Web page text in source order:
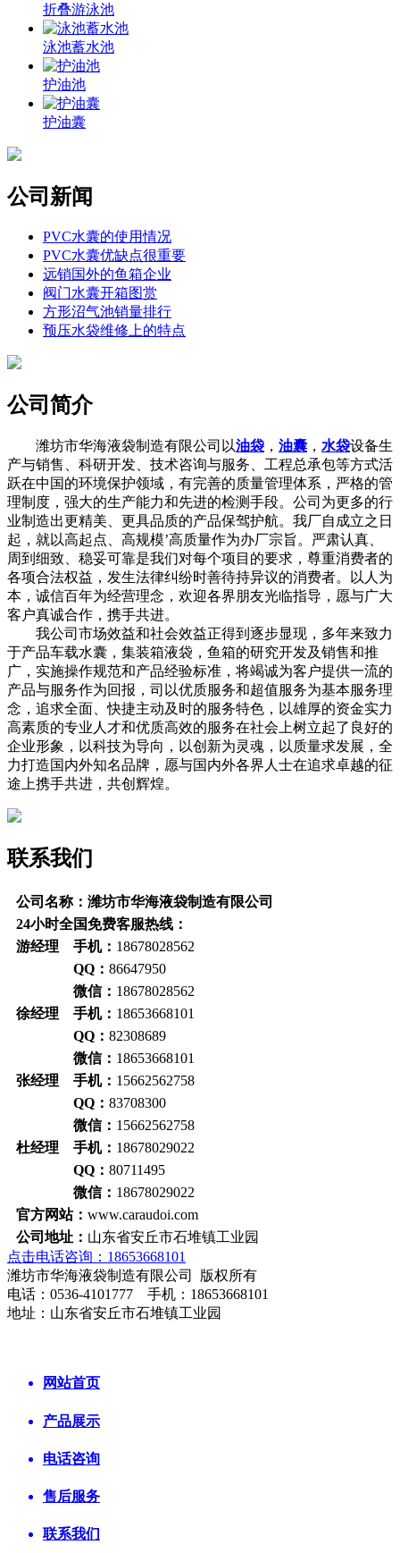
折叠游泳池
泳池蓄水池
护油池
护油囊
公司新闻
PVC水囊的使用情况
PVC水囊优缺点很重要
远销国外的鱼箱企业
阀门水囊开箱图赏
方形沼气池销量排行
预压水袋维修上的特点
公司简介
潍坊市华海液袋制造有限公司以油袋 ， 油囊 ， 水袋设备生
产与销售、科研开发、技术咨询与服务、工程总承包等方式活
跃在中国的环境保护领域，有完善的质量管理体系，严格的管
理制度，强大的生产能力和先进的检测手段。公司为更多的行
业制造出更精美、更具品质的产品保驾护航。我厂自成立之日
起，就以高起点、高规模’高质量作为办厂宗旨。严肃认真、
周到细致、稳妥可靠是我们对每个项目的要求，尊重消费者的
各项合法权益，发生法律纠纷时善待持异议的消费者。以人为
本，诚信百年为经营理念，欢迎各界朋友光临指导，愿与广大
客户真诚合作，携手共进。
我公司市场效益和社会效益正得到逐步显现，多年来致力
于产品车载水囊，集装箱液袋，鱼箱的研究开发及销售和推
广，实施操作规范和产品经验标准，将竭诚为客户提供一流的
产品与服务作为回报，司以优质服务和超值服务为基本服务理
念，追求全面、快捷主动及时的服务特色，以雄厚的资金实力
高素质的专业人才和优质高效的服务在社会上树立起了良好的
企业形象，以科技为导向，以创新为灵魂，以质量求发展，全
力打造国内外知名品牌，愿与国内外各界人士在追求卓越的征
途上携手共进，共创辉煌。
联系我们
公司名称：潍坊市华海液袋制造有限公司
24小时全国免费客服热线：
游经理 手机： 18678028562
QQ： 86647950
微信： 18678028562
徐经理 手机： 18653668101
QQ： 82308689
微信： 18653668101
张经理 手机： 15662562758
QQ： 83708300
微信： 15662562758
杜经理 手机： 18678029022
QQ： 80711495
微信： 18678029022
官方网站： www.caraudoi.com
公司地址： 山东省安丘市石堆镇工业园
点击电话咨询：18653668101
潍坊市华海液袋制造有限公司 版权所有
电话：0536-4101777 手机：18653668101
地址：山东省安丘市石堆镇工业园
网站首页
产品展示
电话咨询
售后服务
联系我们